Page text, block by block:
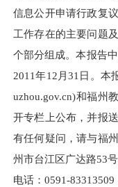
信息公开申请行政复
工作存在的主要问题
个部分组成。本报告
2011年12 月31 日。本
uzhou.gov.cn)和福州
开专栏上公布，并报
有任何疑问，请与福
州市台江区广达路53
电话： 0591-83313509